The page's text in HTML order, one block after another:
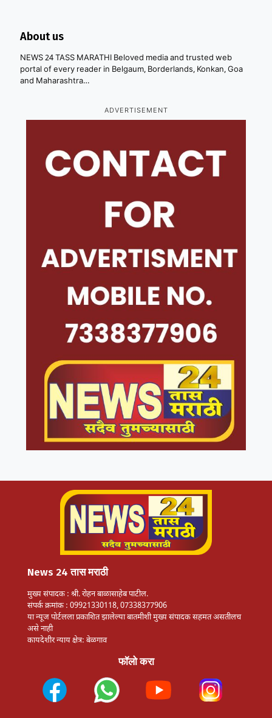
About us
NEWS 24 TASS MARATHI Beloved media and trusted web
portal of every reader in Belgaum, Borderlands, Konkan, Goa
and Maharashtra…
ADVERTISEMENT
News 24 तास मराठी
मुख्य संपादक : श्री. रोहन बाळासाहेब पाटील.
संपर्क क्रमांक : 09921330118, 07338377906
या न्यूज पोर्टलला प्रकाशित झालेल्या बातमीशी मुख्य संपादक सहमत असतीलच
असे नाही
कायदेशीर न्याय क्षेत्र: बेळगाव
फॉलो करा